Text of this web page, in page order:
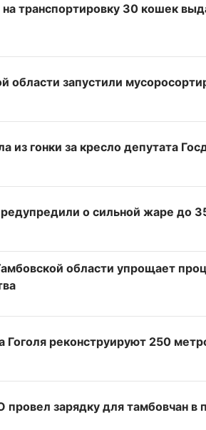
транспортировку 30 кошек
области запустили
из гонки за кресло депутата
о сильной жаре до
области упрощает
Гоголя реконструируют 250
провел зарядку для тамбовчан в